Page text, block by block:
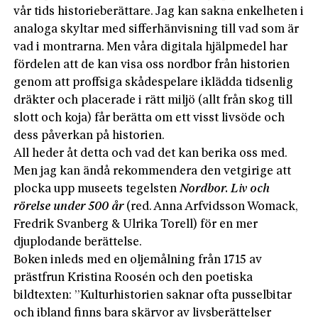
vår tids historieberättare. Jag kan sakna enkelheten i
analoga skyltar med sifferhänvisning till vad som är
vad i montrarna. Men våra digitala hjälpmedel har
fördelen att de kan visa oss nordbor från historien
genom att proffsiga skådespelare iklädda tidsenlig
dräkter och placerade i rätt miljö (allt från skog till
slott och koja) får berätta om ett visst livsöde och
dess påverkan på historien.
All heder åt detta och vad det kan berika oss med.
Men jag kan ändå rekommendera den vetgirige att
plocka upp museets tegelstenNordbor. Liv och
rörelse under 500 år(red. Anna Arfvidsson Womack,
Fredrik Svanberg & Ulrika Torell) för en mer
djuplodande berättelse.
Boken inleds med en oljemålning från 1715 av
prästfrun Kristina Roosén och den poetiska
bildtexten: ”Kulturhistorien saknar ofta pusselbitar
och ibland finns bara skärvor av livsberättelser